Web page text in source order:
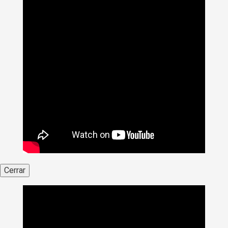
Cerrar